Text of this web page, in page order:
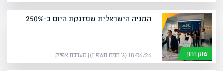
שוק ההון
המניה הישראלית שמזנקת היום ב-250%
18/06/26 (ג׳ תמוז תשפ״ו) | מערכת אפיק